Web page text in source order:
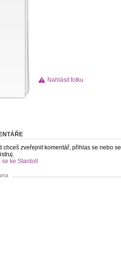
Nahlásit fotku
chceš zveřejnit komentář, přihlas se nebo se
se ke Stardoll